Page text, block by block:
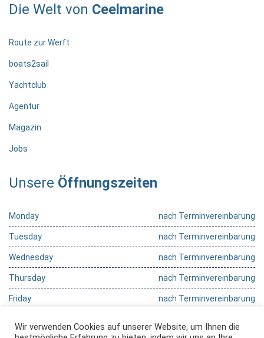
Die Welt von Ceelmarine
Route zur Werft
boats2sail
Yachtclub
Agentur
Magazin
Jobs
Unsere Öffnungszeiten
Monday nach Terminvereinbarung
Tuesday nach Terminvereinbarung
Wednesday nach Terminvereinbarung
Thursday nach Terminvereinbarung
Friday nach Terminvereinbarung
Wir verwenden Cookies auf unserer Website, um Ihnen die